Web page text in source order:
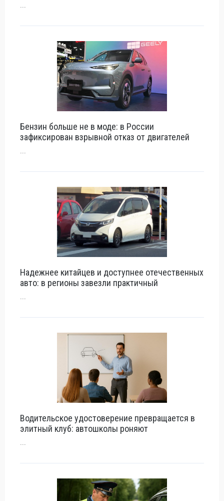
...
Бензин больше не в моде: в России
зафиксирован взрывной отказ от двигателей
...
Надежнее китайцев и доступнее отечественных
авто: в регионы завезли практичный
...
Водительское удостоверение превращается в
элитный клуб: автошколы роняют
...